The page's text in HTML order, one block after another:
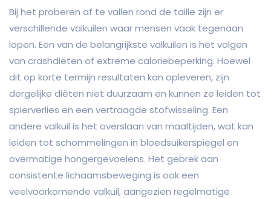
Bij het proberen af te vallen rond de taille zijn er
verschillende valkuilen waar mensen vaak tegenaan
lopen. Een van de belangrijkste valkuilen is het volgen
van crashdiëten of extreme caloriebeperking. Hoewel
dit op korte termijn resultaten kan opleveren, zijn
dergelijke diëten niet duurzaam en kunnen ze leiden tot
spierverlies en een vertraagde stofwisseling. Een
andere valkuil is het overslaan van maaltijden, wat kan
leiden tot schommelingen in bloedsuikerspiegel en
overmatige hongergevoelens. Het gebrek aan
consistente lichaamsbeweging is ook een
veelvoorkomende valkuil, aangezien regelmatige